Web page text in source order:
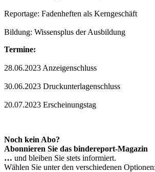
Reportage: Fadenheften als Kerngeschäft
Bildung: Wissensplus der Ausbildung
Termine:
28.06.2023 Anzeigenschluss
30.06.2023 Druckunterlagenschluss
20.07.2023 Erscheinungstag
Noch kein Abo?
Abonnieren Sie das bindereport-Magazin
… und bleiben Sie stets informiert.
Wählen Sie unter den verschiedenen Optionen: